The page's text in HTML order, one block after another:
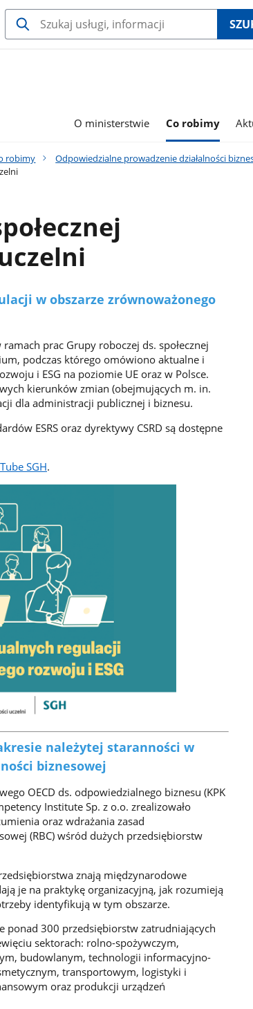
O ministerstwie Co robimy
robimy
Odpowiedzialne prowadzenie działalności
w obszarze zrównoważonego
prac Grupy roboczej ds. społecznej
podczas którego omówiono aktualne i
i ESG na poziomie UE oraz w Polsce.
kierunków zmian (obejmujących m. in.
dla administracji publicznej i biznesu.
ESRS oraz dyrektywy CSRD są dostępne
SGH.
należytej staranności w
biznesowej
OECD ds. odpowiedzialnego biznesu (KPK
Institute Sp. z o.o. zrealizowało
oraz wdrażania zasad
(RBC) wśród dużych przedsiębiorstw
znają międzynarodowe
je na praktykę organizacyjną, jak rozumieją
identyfikują w tym obszarze.
ponad 300 przedsiębiorstw zatrudniających
sektorach: rolno-spożywczym,
budowlanym, technologii informacyjno-
transportowym, logistyki i
oraz produkcji urządzeń